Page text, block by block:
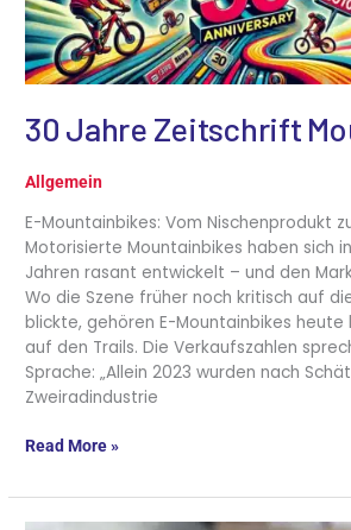
30 Jahre Zeitschrift
Allgemein
E-Mountainbikes: Vom Nischenprodukt
Motorisierte Mountainbikes haben sich
Jahren rasant entwickelt – und den
Wo die Szene früher noch kritisch auf
blickte, gehören E-Mountainbikes heute
auf den Trails. Die Verkaufszahlen
Sprache: „Allein 2023 wurden nach
Zweiradindustrie
Read More »